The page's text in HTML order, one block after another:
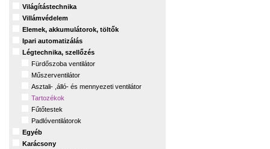
Világítástechnika
Villámvédelem
Elemek, akkumulátorok, töltők
Ipari automatizálás
Légtechnika, szellőzés
Fürdőszoba ventilátor
Műszerventilátor
Asztali- ,álló- és mennyezeti ventilátor
Tartozékok
Fűtőtestek
Padlóventilátorok
Egyéb
Karácsony